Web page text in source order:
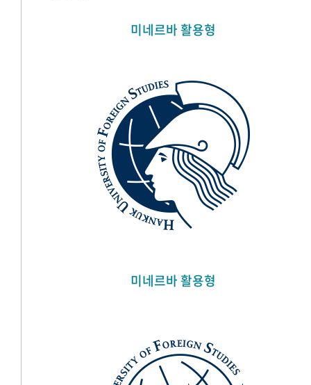
미네르바 활용형
미네르바 활용형